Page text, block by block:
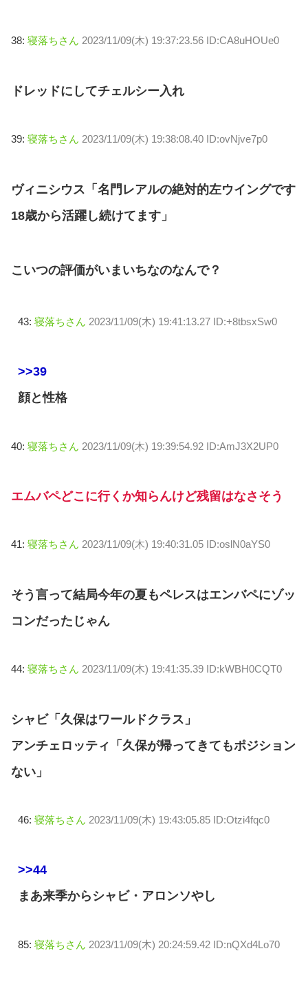
38: 寝落ちさん 2023/11/09(木) 19:37:23.56 ID:CA8uHOUe0
ドレッドにしてチェルシー入れ
39: 寝落ちさん 2023/11/09(木) 19:38:08.40 ID:ovNjve7p0
ヴィニシウス「名門レアルの絶対的左ウイングです
18歳から活躍し続けてます」
こいつの評価がいまいちなのなんで？
43: 寝落ちさん 2023/11/09(木) 19:41:13.27 ID:+8tbsxSw0
>>39
顔と性格
40: 寝落ちさん 2023/11/09(木) 19:39:54.92 ID:AmJ3X2UP0
エムバペどこに行くか知らんけど残留はなさそう
41: 寝落ちさん 2023/11/09(木) 19:40:31.05 ID:oslN0aYS0
そう言って結局今年の夏もペレスはエンバペにゾッ
コンだったじゃん
44: 寝落ちさん 2023/11/09(木) 19:41:35.39 ID:kWBH0CQT0
シャビ「久保はワールドクラス」
アンチェロッティ「久保が帰ってきてもポジション
ない」
46: 寝落ちさん 2023/11/09(木) 19:43:05.85 ID:Otzi4fqc0
>>44
まあ来季からシャビ・アロンソやし
85: 寝落ちさん 2023/11/09(木) 20:24:59.42 ID:nQXd4Lo70